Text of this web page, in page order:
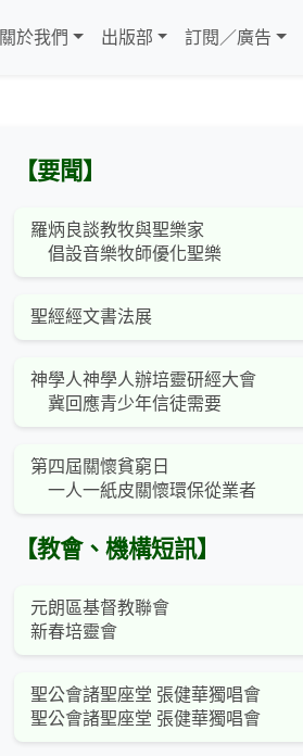
關於我們 出版部 訂閱／廣告
【要聞】
羅炳良談教牧與聖樂家
倡設音樂牧師優化聖樂
聖經經文書法展
神學人神學人辦培靈研經大會
冀回應青少年信徒需要
第四屆關懷貧窮日
一人一紙皮關懷環保從業者
【教會、機構短訊】
元朗區基督教聯會
新春培靈會
聖公會諸聖座堂 張健華獨唱會
聖公會諸聖座堂 張健華獨唱會